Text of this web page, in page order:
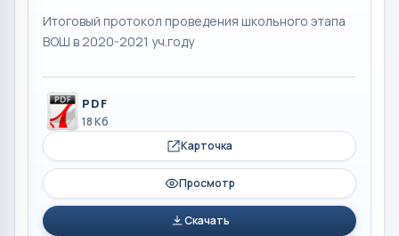
Итоговый протокол проведения школьного этапа
ВОШ в 2020-2021 уч.году
PDF
18 Кб
Карточка
Просмотр
Скачать